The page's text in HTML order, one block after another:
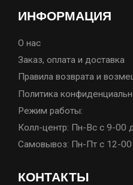
ИНФОРМАЦИЯ
О нас
Заказ, оплата и доставка
Правила возврата и
Политика
Режим работы:
Колл-центр: Пн-Вс с 9-00
Самовывоз: Пн-Пт с 12-
КОНТАКТЫ